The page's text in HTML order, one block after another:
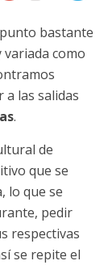
bastante
como
las salidas
.
de
que se
lo que se
pedir
respectivas
se repite el